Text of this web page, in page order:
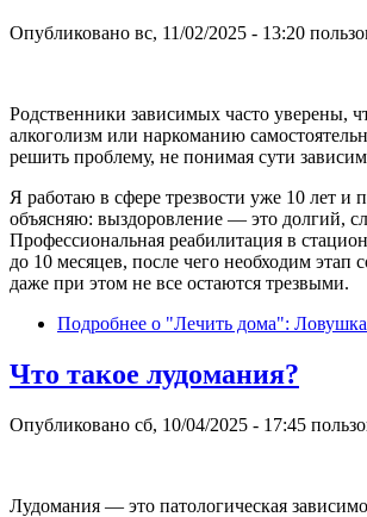
Опубликовано вс, 11/02/2025 - 13:20
Родственники зависимых часто уверены,
алкоголизм или наркоманию
решить проблему, не понимая сути
Я работаю в сфере трезвости уже 10 лет и
объясняю: выздоровление — это долгий,
Профессиональная реабилитация в
до 10 месяцев, после чего необходим этап
даже при этом не все остаются трезвыми.
Подробнее о "Лечить дома": Ловушка
Что такое лудомания?
Опубликовано сб, 10/04/2025 - 17:45
Лудомания — это патологическая